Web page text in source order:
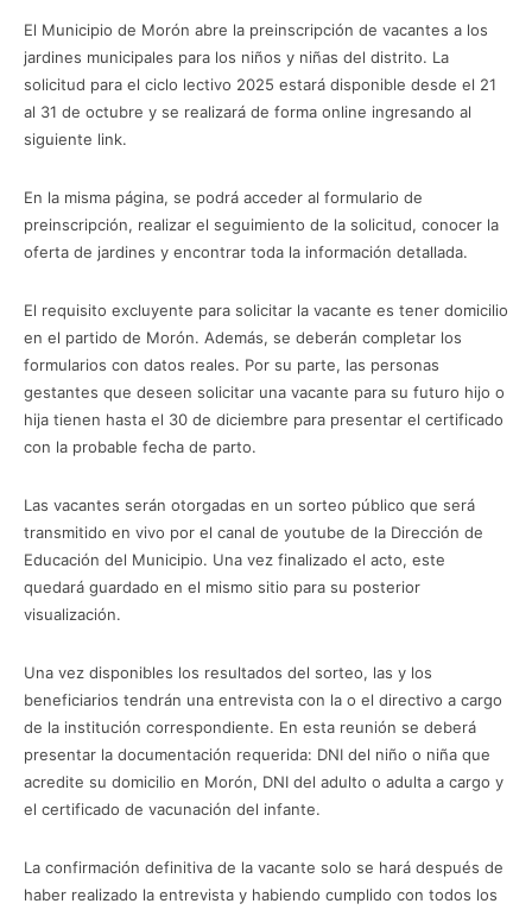
El Municipio de Morón abre la preinscripción de vacantes a los
jardines municipales para los niños y niñas del distrito. La
solicitud para el ciclo lectivo 2025 estará disponible desde el 21
al 31 de octubre y se realizará de forma online ingresando al
siguiente link.
En la misma página, se podrá acceder al formulario de
preinscripción, realizar el seguimiento de la solicitud, conocer la
oferta de jardines y encontrar toda la información detallada.
El requisito excluyente para solicitar la vacante es tener domicilio
en el partido de Morón. Además, se deberán completar los
formularios con datos reales. Por su parte, las personas
gestantes que deseen solicitar una vacante para su futuro hijo o
hija tienen hasta el 30 de diciembre para presentar el certificado
con la probable fecha de parto.
Las vacantes serán otorgadas en un sorteo público que será
transmitido en vivo por el canal de youtube de la Dirección de
Educación del Municipio. Una vez finalizado el acto, este
quedará guardado en el mismo sitio para su posterior
visualización.
Una vez disponibles los resultados del sorteo, las y los
beneficiarios tendrán una entrevista con la o el directivo a cargo
de la institución correspondiente. En esta reunión se deberá
presentar la documentación requerida: DNI del niño o niña que
acredite su domicilio en Morón, DNI del adulto o adulta a cargo y
el certificado de vacunación del infante.
La confirmación definitiva de la vacante solo se hará después de
haber realizado la entrevista y habiendo cumplido con todos los